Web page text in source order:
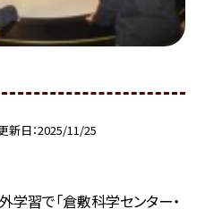
新日 2025/11/25
外学習で「倉敷科学センター・